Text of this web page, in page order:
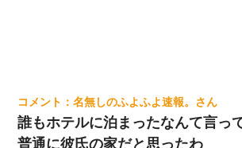
名無しのふよふよ速報。
誰もホテルに泊まったなんて言っ
普通に彼氏の家だと思ったわ